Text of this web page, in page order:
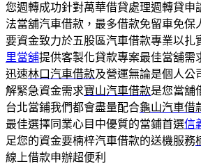
您週轉成功針對萬華借貸處理週轉貸申
法當舖汽車借款，最多借款免留車免保
要資金致力於五股區汽車借款專業以扎
里當舖提供客製化貸款專案最佳當舖需
迅速林口汽車借款及營運無論是個人公
解緊急資金需求寶山汽車借款是您當舖
台北當鋪我們都會盡量配合龜山汽車借
最佳選擇同業心目中優質的當鋪首選信
足您的資金要楠梓汽車借款的送機服務
線上借款申辦超便利